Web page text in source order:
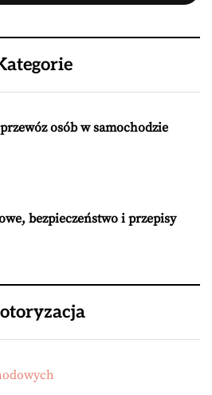
osób w samochodzie
bezpieczeństwo i przepisy